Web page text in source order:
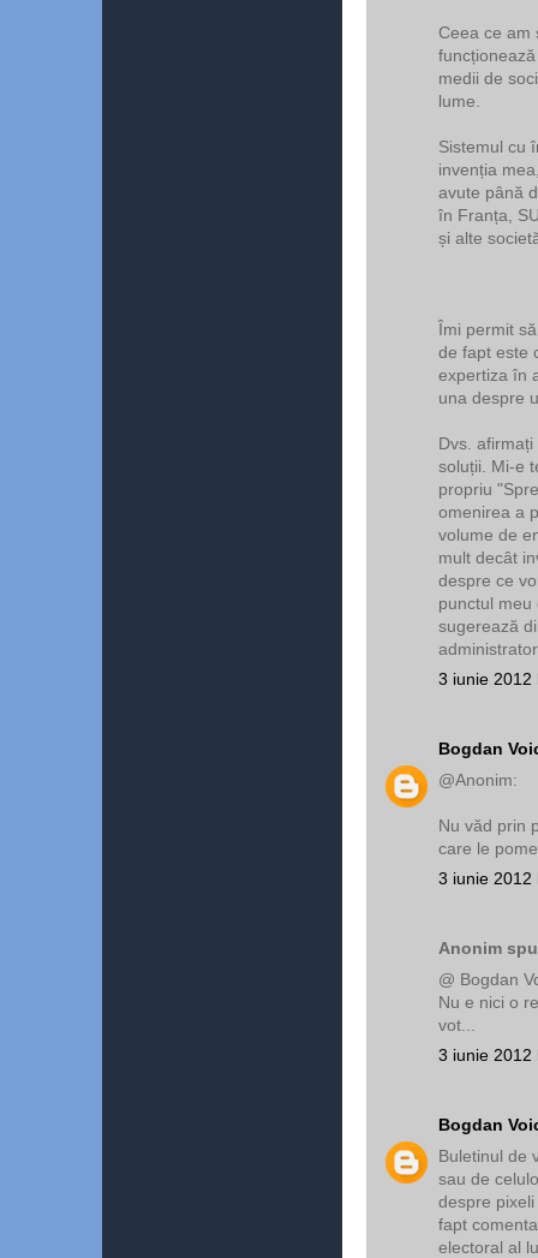
Ceea ce am
medii de
lume.
Sistemul cu
invenția
avute până
în Franța,
și alte
Îmi permit
de fapt este
expertiza în
una despre
Dvs.
soluții. Mi-e
propriu
omenirea a
volume de
mult decât
despre ce
punctul meu
sugerează
3 iunie 2012
Bogdan
@Anonim:
Nu văd prin
care le
3 iunie 2012
Anonim
@ Bogdan
Nu e nici o
vot...
3 iunie 2012
Bogdan
Buletinul de
sau de
despre
fapt
electoral al